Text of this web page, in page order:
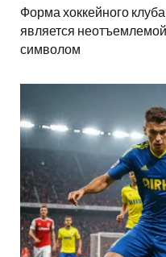
Форма хоккейного
является
символом